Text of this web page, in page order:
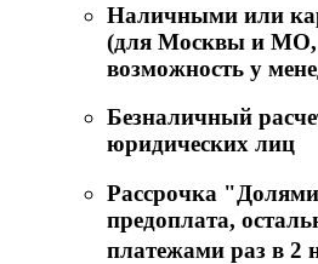
Наличными или
(для Москвы и МО,
возможность у
Безналичный
юридических лиц
Рассрочка
предоплата,
платежами раз в 2